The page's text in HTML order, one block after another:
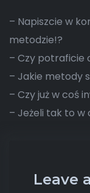
– Napiszcie w
metodzie!?
– Czy potraficie
– Jakie metody
– Czy już w coś
– Jeżeli tak to w
Leave